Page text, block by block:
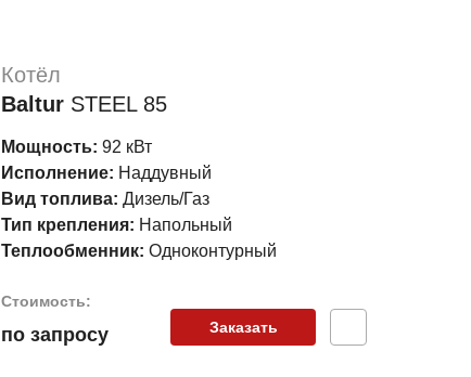
Котёл
Baltur STEEL 85
Мощность: 92 кВт
Исполнение: Наддувный
Вид топлива: Дизель/Газ
Тип крепления: Напольный
Теплообменник: Одноконтурный
Стоимость:
по запросу Заказать